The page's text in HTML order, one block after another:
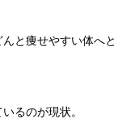
と痩せやすい体へと
るのが現状。